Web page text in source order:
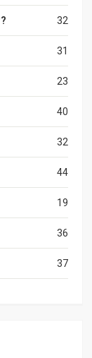
32
31
23
40
32
44
19
36
37